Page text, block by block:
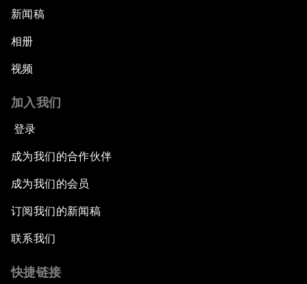
新闻稿
相册
视频
加入我们
登录
成为我们的合作伙伴
成为我们的会员
订阅我们的新闻稿
联系我们
快捷链接